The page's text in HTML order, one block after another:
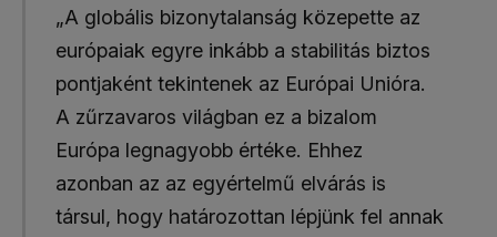
„A globális bizonytalanság közepette az
európaiak egyre inkább a stabilitás biztos
pontjaként tekintenek az Európai Unióra.
A zűrzavaros világban ez a bizalom
Európa legnagyobb értéke. Ehhez
azonban az az egyértelmű elvárás is
társul, hogy határozottan lépjünk fel annak